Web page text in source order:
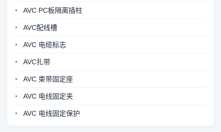
AVC PC板隔离插柱
AVC配线槽
AVC 电缆标志
AVC扎带
AVC 束带固定座
AVC 电线固定夹
AVC 电线固定保护